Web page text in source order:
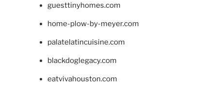
guesttinyhomes.com
home-plow-by-meyer.com
palatelatincuisine.com
blackdoglegacy.com
eatvivahouston.com